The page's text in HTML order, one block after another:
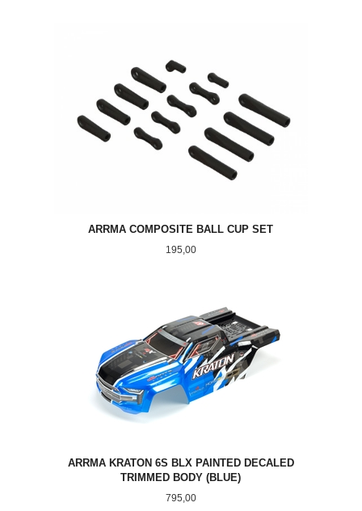
ARRMA COMPOSITE BALL CUP SET
Pris
195,00
ARRMA KRATON 6S BLX PAINTED DECALED
TRIMMED BODY (BLUE)
Pris
795,00